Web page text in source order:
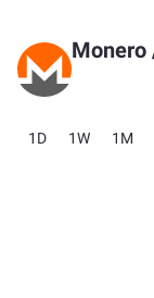
Monero
1D 1W 1M